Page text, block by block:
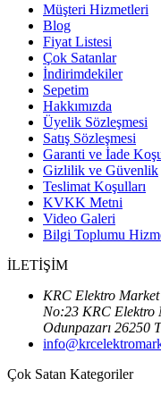
Müşteri Hizmetleri
Blog
Fiyat Listesi
Çok Satanlar
İndirimdekiler
Sepetim
Hakkımızda
Üyelik Sözleşmesi
Satış Sözleşmesi
Garanti ve İade
Gizlilik ve Güvenlik
Teslimat Koşulları
KVKK Metni
Video Galeri
Bilgi Toplumu
İLETİŞİM
KRC Elektro
No:23 KRC Elektro
Odunpazarı 26250
Çok Satan Kategoriler